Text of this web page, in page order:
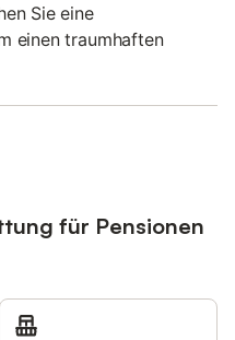
Sie eine
einen traumhaften
für Pensionen